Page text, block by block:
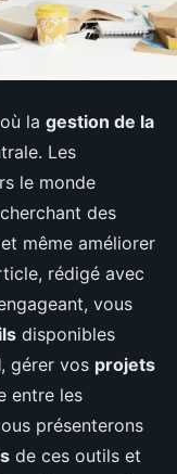
où la gestion de la
Les
le monde
des
même améliorer
rédigé avec
vous
disponibles
, gérer vos projets
entre les
présenterons
de ces outils et